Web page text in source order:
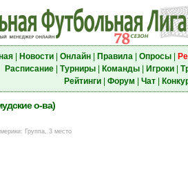
| Новости| Онлайн| Правила| Опросы|
Расписание| Турниры| Команды| Игроки|
Рейтинги| Форум Чат|
о-ва)
: Группа, 3 место